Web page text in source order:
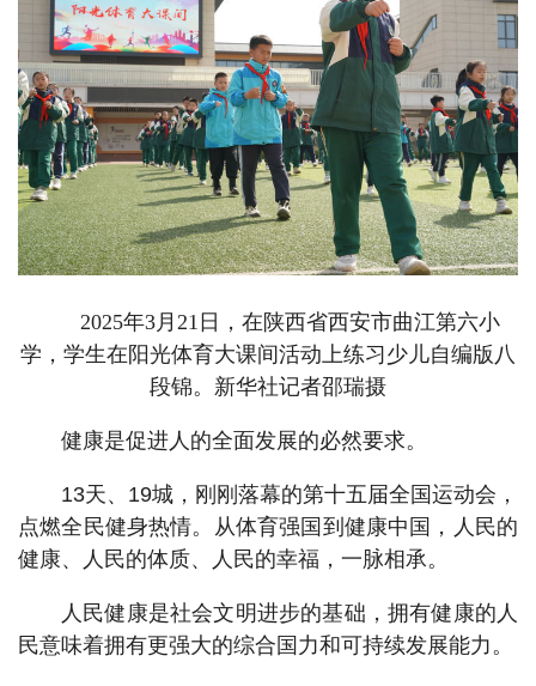
2025年3月21日，在陕西省西安市曲江第六小
学，学生在阳光体育大课间活动上练习少儿自编版八
段锦。新华社记者邵瑞摄
健康是促进人的全面发展的必然要求。
13天、19城，刚刚落幕的第十五届全国运动会，
点燃全民健身热情。从体育强国到健康中国，人民的
健康、人民的体质、人民的幸福，一脉相承。
人民健康是社会文明进步的基础，拥有健康的人
民意味着拥有更强大的综合国力和可持续发展能力。